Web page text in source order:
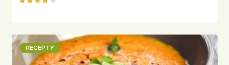
RECEPTY